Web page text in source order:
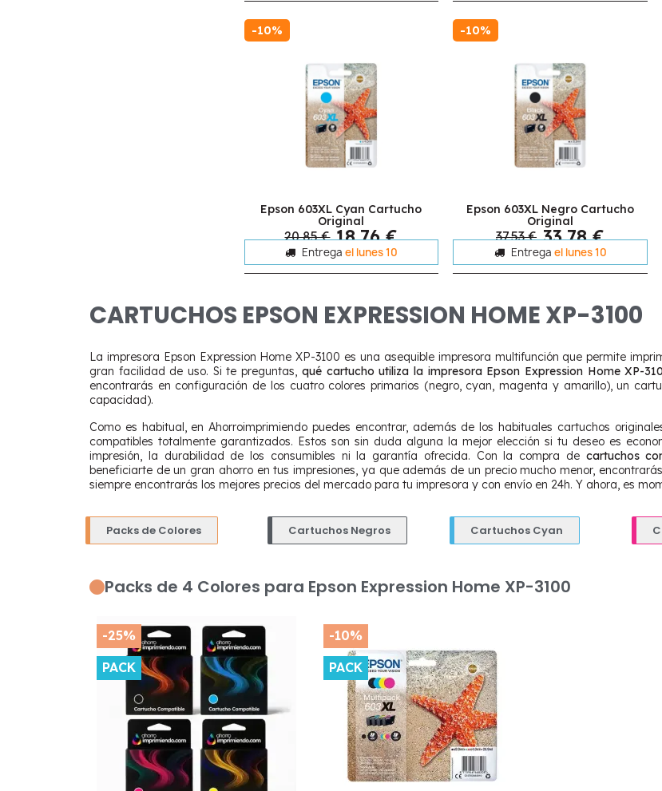
-10%
Epson 603XL Cyan Cartucho
Original
20,85 € 18,76 €
Entrega el lunes 10
-10%
Epson 603XL Negro Cartucho
Original
37,53 € 33,78 €
Entrega el lunes 10
CARTUCHOS EPSON EXPRESSION HOME XP-3100
La impresora Epson Expression Home XP-3100 es una asequible impresora multifunción que permite
gran facilidad de uso. Si te preguntas, qué cartucho utiliza la impresora Epson Expression Home XP-
encontrarás en configuración de los cuatro colores primarios (negro, cyan, magenta y amarillo), un
capacidad).
Como es habitual, en Ahorroimprimiendo puedes encontrar, además de los habituales cartuchos
compatibles totalmente garantizados. Estos son sin duda alguna la mejor elección si tu deseo es
impresión, la durabilidad de los consumibles ni la garantía ofrecida. Con la compra de cartuchos
beneficiarte de un gran ahorro en tus impresiones, ya que además de un precio mucho menor,
siempre encontrarás los mejores precios del mercado para tu impresora y con envío en 24h. Y ahora, es
Packs de Colores Cartuchos Negros Cartuchos Cyan
Packs de 4 Colores para Epson Expression Home XP-3100
-25%
PACK
-10%
PACK